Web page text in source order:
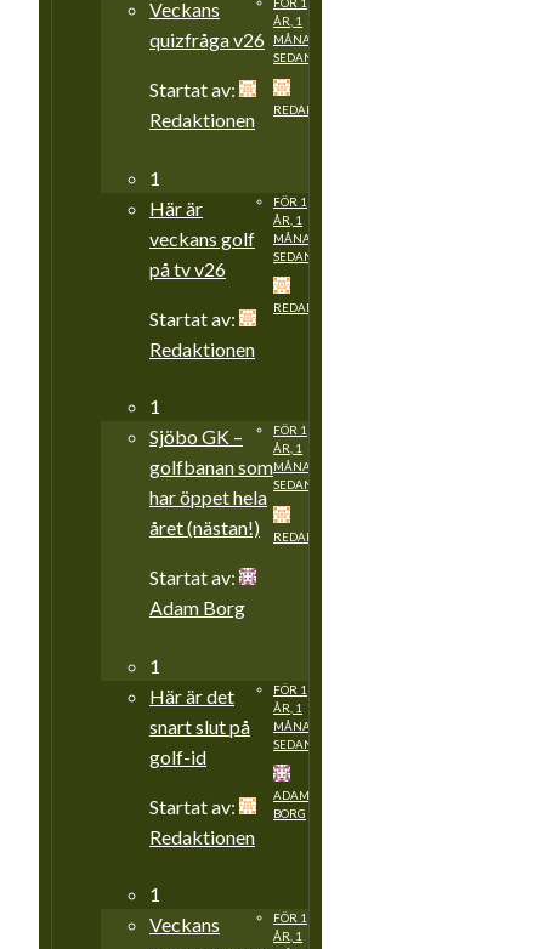
FÖR 1
ÅR, 1
MÅNAD
SEDAN
REDAKTIONEN
Veckans
quizfråga v26
Startat av:
Redaktionen
1
FÖR 1
ÅR, 1
MÅNAD
SEDAN
REDAKTIONEN
Här är
veckans golf
på tv v26
Startat av:
Redaktionen
1
FÖR 1
ÅR, 1
MÅNAD
SEDAN
REDAKTIONEN
Sjöbo GK –
golfbanan som
har öppet hela
året (nästan!)
Startat av:
Adam Borg
1
FÖR 1
ÅR, 1
MÅNAD
SEDAN
ADAM
BORG
Här är det
snart slut på
golf-id
Startat av:
Redaktionen
1
FÖR 1
ÅR, 1
Veckans